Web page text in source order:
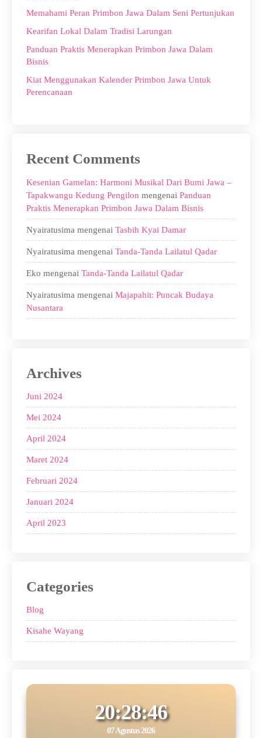
Memahami Peran Primbon Jawa Dalam Seni Pertunjukan
Kearifan Lokal Dalam Tradisi Larungan
Panduan Praktis Menerapkan Primbon Jawa Dalam
Bisnis
Kiat Menggunakan Kalender Primbon Jawa Untuk
Perencanaan
Recent Comments
Kesenian Gamelan: Harmoni Musikal Dari Bumi Jawa –
Tapakwangu Kedung Pengilon mengenai Panduan
Praktis Menerapkan Primbon Jawa Dalam Bisnis
Nyairatusima mengenai Tasbih Kyai Damar
Nyairatusima mengenai Tanda-Tanda Lailatul Qadar
Eko mengenai Tanda-Tanda Lailatul Qadar
Nyairatusima mengenai Majapahit: Puncak Budaya
Nusantara
Archives
Juni 2024
Mei 2024
April 2024
Maret 2024
Februari 2024
Januari 2024
April 2023
Categories
Blog
Kisahe Wayang
20:28:47
07 Agustus 2026